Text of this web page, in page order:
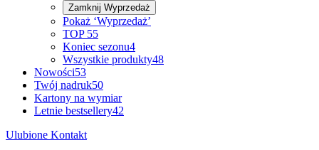
Zamknij Wyprzedaż
Pokaż ‘Wyprzedaż’
TOP 55
Koniec sezonu4
Wszystkie produkty48
Nowości53
Twój nadruk50
Kartony na wymiar
Letnie bestsellery42
Ulubione Kontakt